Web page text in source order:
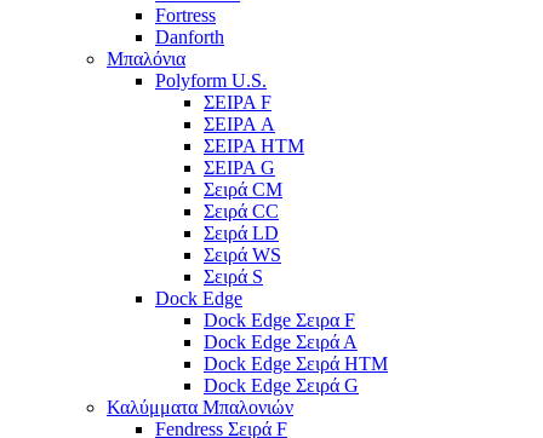
Fortress
Danforth
Μπαλόνια
Polyform U.S.
ΣΕΙΡΑ F
ΣΕΙΡΑ A
ΣΕΙΡΑ HTM
ΣΕΙΡΑ G
Σειρά CM
Σειρά CC
Σειρά LD
Σειρά WS
Σειρά S
Dock Edge
Dock Edge Σειρα F
Dock Edge Σειρά Α
Dock Edge Σειρά HTM
Dock Edge Σειρά G
Καλύμματα Μπαλονιών
Fendress Σειρά F